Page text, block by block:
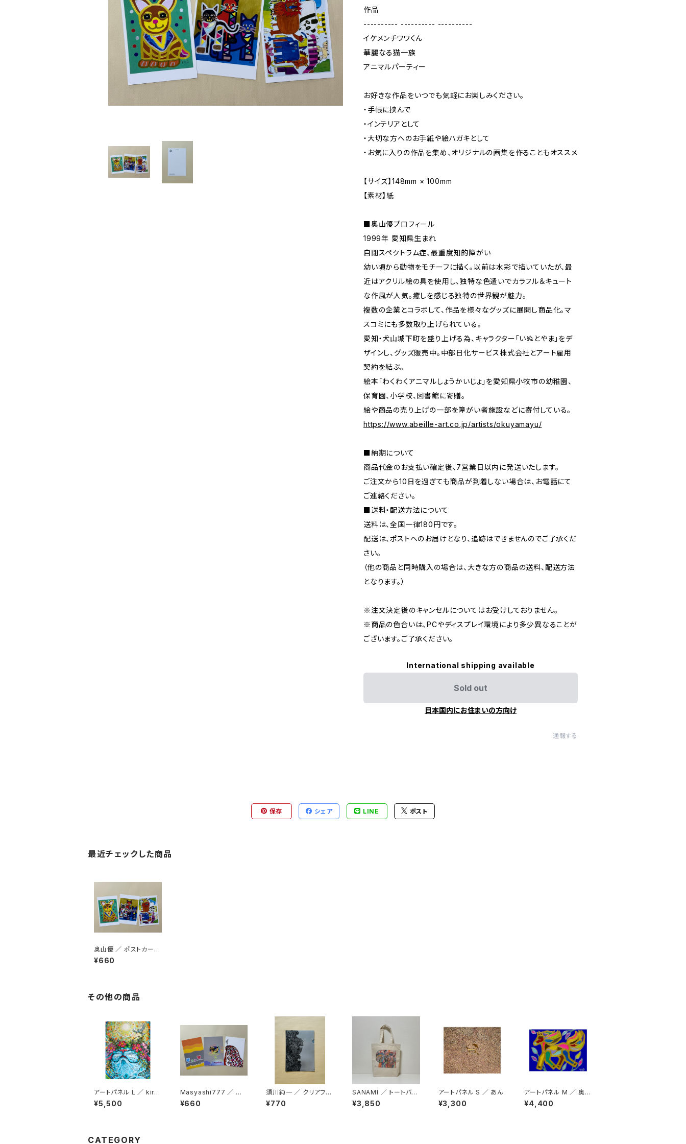
作品
---------- ---------- ----------
イケメンチワワくん
華麗なる猫一族
アニマルパーティー
お好きな作品をいつでも気軽にお楽しみください。
・手帳に挟んで
・インテリアとして
・大切な方へのお手紙や絵ハガキとして
・お気に入りの作品を集め、オリジナルの画集を作ることもオススメ
【サイズ】148mm × 100mm
【素材】紙
■奥山優プロフィール
1999年 愛知県生まれ
自閉スペクトラム症、最重度知的障がい
幼い頃から動物をモチーフに描く。以前は水彩で描いていたが、最
近はアクリル絵の具を使用し、独特な色遣いでカラフル＆キュート
な作風が人気。癒しを感じる独特の世界観が魅力。
複数の企業とコラボして、作品を様々なグッズに展開し商品化。マ
スコミにも多数取り上げられている。
愛知・犬山城下町を盛り上げる為、キャラクター「いぬとやま」をデ
ザインし、グッズ販売中。中部日化サービス株式会社とアート雇用
契約を結ぶ。
絵本「わくわくアニマルしょうかいじょ」を愛知県小牧市の幼稚園、
保育園、小学校、図書館に寄贈。
絵や商品の売り上げの一部を障がい者施設などに寄付している。
https://www.abeille-art.co.jp/artists/okuyamayu/
■納期について
商品代金のお支払い確定後、7営業日以内に発送いたします。
ご注文から10日を過ぎても商品が到着しない場合は、お電話にて
ご連絡ください。
■送料・配送方法について
送料は、全国一律180円です。
配送は、ポストへのお届けとなり、追跡はできませんのでご了承くだ
さい。
（他の商品と同時購入の場合は、大きな方の商品の送料、配送方法
となります。）
※注文決定後のキャンセルについてはお受けしておりません。
※商品の色合いは、PCやディスプレイ環境により多少異なることが
ございます。ご了承ください。
International shipping available
Sold out
日本国内にお住まいの方向け
通報する
保存 シェア LINE ポスト
最近チェックした商品
奥山優 ／ ポストカード
３枚セット
¥660
その他の商品
アートパネル L ／ kirik
o
¥5,500
Masyashi777 ／ ポ
ストカード３枚セット
¥660
須川純一 ／ クリアファ
イル
¥770
SANAMI ／ トートバッ
グM
¥3,850
アートパネル S ／ あん
¥3,300
アートパネル M ／ 奥山
優
¥4,400
CATEGORY